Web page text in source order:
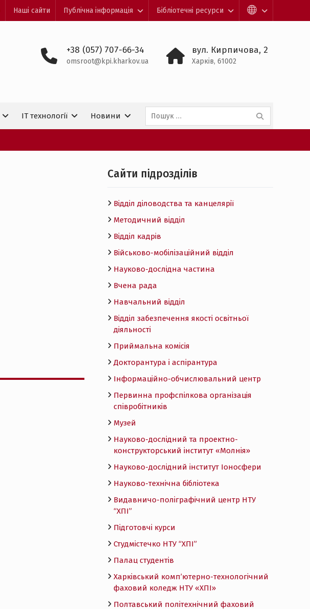
Наші сайти Публічна інформація Бібліотечні ресурси
+38 (057) 707-66-34
omsroot@kpi.kharkov.ua
вул. Кирпичова, 2
Харків, 61002
IT технологiї Новини
Пошук:
Cайти підрозділів
Відділ діловодства та канцелярії
Методичний відділ
Відділ кадрів
Військово-мобілізаційний відділ
Науково-дослідна частина
Вчена рада
Навчальний відділ
Відділ забезпечення якості освітньої
діяльності
Приймальна комісія
Докторантура і аспірантура
Інформаційно-обчислювальний центр
Первинна профспілкова організація
співробітників
Музей
Науково-дослідний та проектно-
конструкторський інститут «Молнія»
Науково-дослідний інститут Іоносфери
Науково-технічна бібліотека
Видавничо-поліграфічний центр НТУ
“ХПІ”
Підготовчі курси
Студмістечко НТУ “ХПІ”
Палац студентів
Харківський комп’ютерно-технологічний
фаховий коледж НТУ «ХПI»
Полтавський політехнічний фаховий